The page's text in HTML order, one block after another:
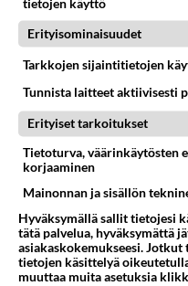
on mahdollista.
Onhan minulla joitakin
Jeesus
teki ihmeen.
Ihminen voi kokea
tänäkin päivänä.
Nämä ihmeet
Jeesus Kristus
Olemmeko me siis
vai valtakunnan
tietojen käyttö
Erityisominaisuudet
Tarkkojen sijaintitietojen
Tunnista laitteet aktiivisesti
Erityiset tarkoitukset
Tietoturva, väärinkäytösten
korjaaminen
Mainonnan ja sisällön
Hyväksymällä sallit tietojesi
tätä palvelua, hyväksymättä
asiakaskokemukseesi.
tietojen käsittelyä
muuttaa muita asetuksia